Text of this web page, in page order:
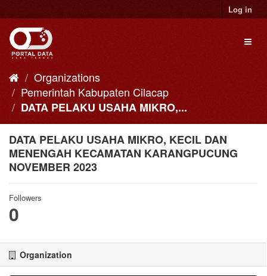
to
content
Log in
Organizations
Pemerintah Kabupaten Cilacap
DATA PELAKU USAHA MIKRO,...
DATA PELAKU USAHA MIKRO, KECIL DAN
MENENGAH KECAMATAN KARANGPUCUNG
NOVEMBER 2023
Followers
0
Organization